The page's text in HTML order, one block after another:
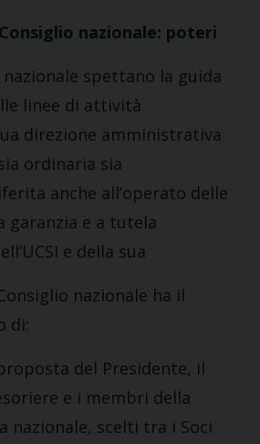
nazionale: poteri
nazionale spettano la guida
linee di attività
direzione amministrativa
ordinaria sia
anche all’operato delle
garanzia e a tutela
e della sua
nazionale ha il
di:
del Presidente, il
e i membri della
nazionale, scelti tra i Soci